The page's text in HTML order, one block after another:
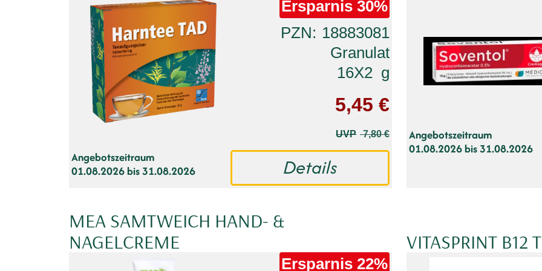
Ersparnis 30%
PZN
18883081
Granulat
16X2 g
5,45 €
UVP 7,80 €
Angebotszeitraum
01.08.2026 bis 31.08.2026
Details
Angebotszeitraum
01.08.2026 bis 31.08.2026
MEA SAMTWEICH HAND- &
NAGELCREME
Ersparnis 22%
VITASPRINT B12